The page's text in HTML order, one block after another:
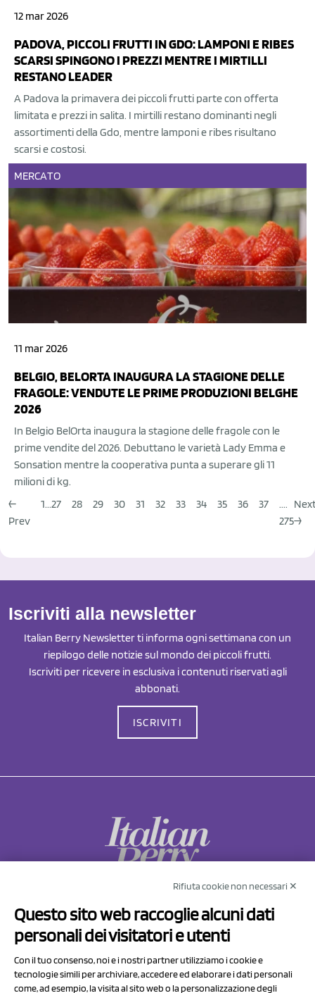
12 mar 2026
PADOVA, PICCOLI FRUTTI IN GDO: LAMPONI E RIBES
SCARSI SPINGONO I PREZZI MENTRE I MIRTILLI
RESTANO LEADER
A Padova la primavera dei piccoli frutti parte con offerta
limitata e prezzi in salita. I mirtilli restano dominanti negli
assortimenti della Gdo, mentre lamponi e ribes risultano
scarsi e costosi.
MERCATO
11 mar 2026
BELGIO, BELORTA INAUGURA LA STAGIONE DELLE
FRAGOLE: VENDUTE LE PRIME PRODUZIONI BELGHE
2026
In Belgio BelOrta inaugura la stagione delle fragole con le
prime vendite del 2026. Debuttano le varietà Lady Emma e
Sonsation mentre la cooperativa punta a superare gli 11
milioni di kg.
←
Prev
1...27 28 29 30 31 32 33 34 35 36 37
....
275→
Iscriviti alla newsletter
Italian Berry Newsletter ti informa ogni settimana con un
riepilogo delle notizie sul mondo dei piccoli frutti.
Iscriviti per ricevere in esclusiva i contenuti riservati agli
abbonati.
ISCRIVITI
Via Prov.le Sassuolo Vignola 315/1
41057 Spilamberto (MO)
Rifiuta cookie non necessari ✕
Questo sito web raccoglie alcuni dati
personali dei visitatori e utenti
Con il tuo consenso, noi e i nostri partner utilizziamo i cookie e
tecnologie simili per archiviare, accedere ed elaborare i dati personali
come, ad esempio, la visita al sito web o la personalizzazione degli